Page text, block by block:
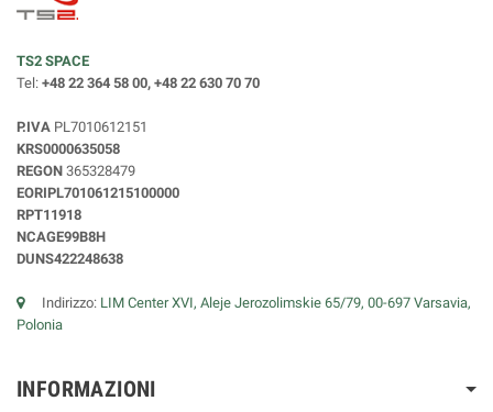
TS2 SPACE
Tel: +48 22 364 58 00, +48 22 630 70 70
P.IVA PL7010612151
KRS0000635058
REGON 365328479
EORIPL701061215100000
RPT11918
NCAGE99B8H
DUNS422248638
Indirizzo: LIM Center XVI, Aleje Jerozolimskie 65/79, 00-697 Varsavia,
Polonia
INFORMAZIONI